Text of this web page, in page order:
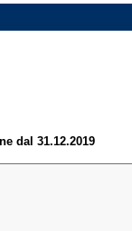
dal 31.12.2019